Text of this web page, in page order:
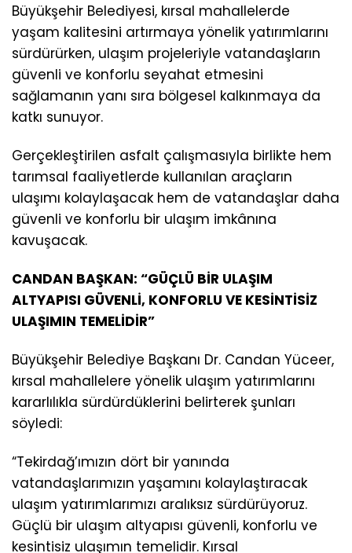
Büyükşehir Belediyesi, kırsal mahallelerde
yaşam kalitesini artırmaya yönelik yatırımlarını
sürdürürken, ulaşım projeleriyle vatandaşların
güvenli ve konforlu seyahat etmesini
sağlamanın yanı sıra bölgesel kalkınmaya da
katkı sunuyor.
Gerçekleştirilen asfalt çalışmasıyla birlikte hem
tarımsal faaliyetlerde kullanılan araçların
ulaşımı kolaylaşacak hem de vatandaşlar daha
güvenli ve konforlu bir ulaşım imkânına
kavuşacak.
CANDAN BAŞKAN: “GÜÇLÜ BİR ULAŞIM
ALTYAPISI GÜVENLİ, KONFORLU VE KESİNTİSİZ
ULAŞIMIN TEMELİDİR”
Büyükşehir Belediye Başkanı Dr. Candan Yüceer,
kırsal mahallelere yönelik ulaşım yatırımlarını
kararlılıkla sürdürdüklerini belirterek şunları
söyledi:
“Tekirdağ’ımızın dört bir yanında
vatandaşlarımızın yaşamını kolaylaştıracak
ulaşım yatırımlarımızı aralıksız sürdürüyoruz.
Güçlü bir ulaşım altyapısı güvenli, konforlu ve
kesintisiz ulaşımın temelidir. Kırsal